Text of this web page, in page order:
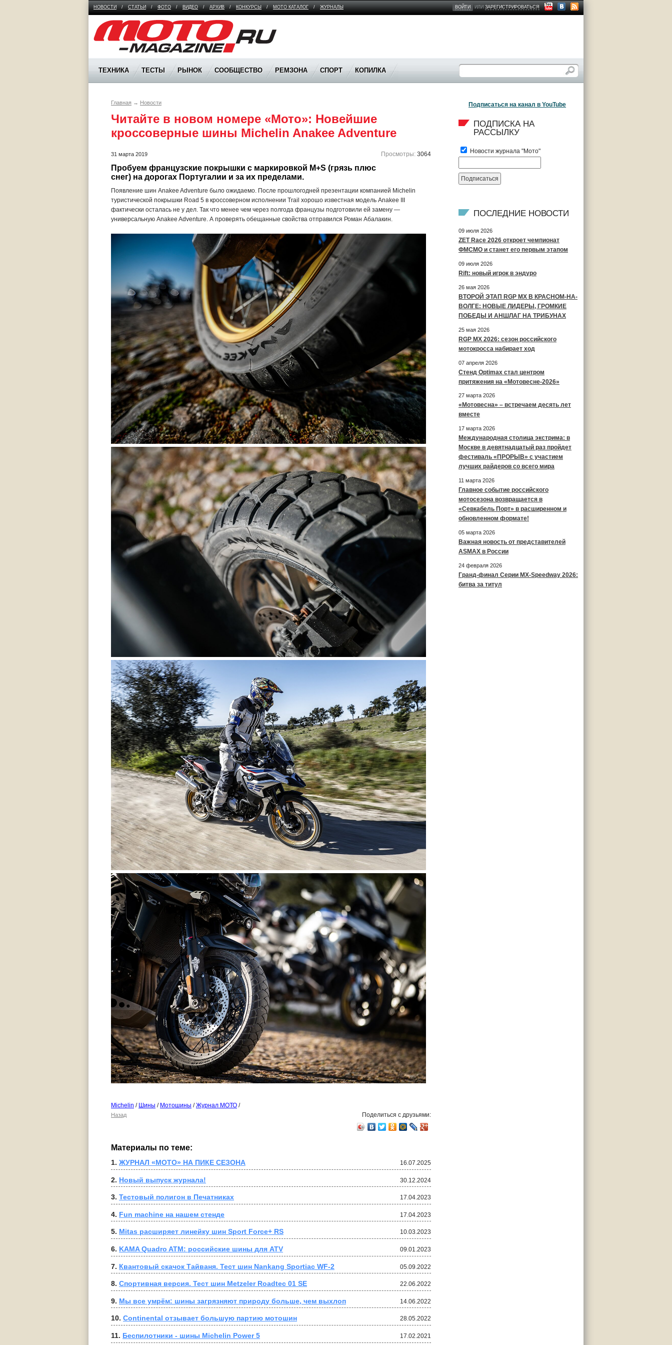
НОВОСТИ / СТАТЬИ / ФОТО / ВИДЕО / АРХИВ / КОНКУРСЫ / МОТО КАТАЛОГ / ЖУРНАЛЫ ВОЙТИ ИЛИЗАРЕГИСТРИРОВАТЬСЯ
Moto Magazine
ТЕХНИКА ТЕСТЫ РЫНОК СООБЩЕСТВО РЕМЗОНА СПОРТ КОПИЛКА
Главная → Новости
Читайте в новом номере «Мото»: Новейшие
кроссоверные шины Michelin Anakee Adventure
Просмотры: 3064
31 марта 2019
Пробуем французские покрышки с маркировкой M+S (грязь плюс
снег) на дорогах Португалии и за их пределами.
Появление шин Anakee Adventure было ожидаемо. После прошлогодней презентации компанией Michelin
туристической покрышки Road 5 в кроссоверном исполнении Trail хорошо известная модель Anakee III
фактически осталась не у дел. Так что менее чем через полгода французы подготовили ей замену —
универсальную Anakee Adventure. А проверять обещанные свойства отправился Роман Абалакин.
Michelin / Шины / Мотошины /Журнал МОТО /
Назад Поделиться с друзьями:
Материалы по теме:
16.07.2025
1. ЖУРНАЛ «МОТО» НА ПИКЕ СЕЗОНА
30.12.2024
2. Новый выпуск журнала!
17.04.2023
3. Тестовый полигон в Печатниках
17.04.2023
4. Fun machine на нашем стенде
10.03.2023
5. Mitas расширяет линейку шин Sport Force+ RS
09.01.2023
6. KAMA Quadro ATM: российские шины для ATV
05.09.2022
7. Квантовый скачок Тайваня. Тест шин Nankang Sportiac WF-2
22.06.2022
8. Спортивная версия. Тест шин Metzeler Roadtec 01 SE
14.06.2022
9. Мы все умрём: шины загрязняют природу больше, чем выхлоп
28.05.2022
10. Continental отзывает большую партию мотошин
17.02.2021
11. Беспилотники - шины Michelin Power 5
Подписаться на канал в YouTube
ПОДПИСКА НА
РАССЫЛКУ
Новости журнала "Мото"
ПОСЛЕДНИЕ НОВОСТИ
09 июля 2026
ZET Race 2026 откроет чемпионат
ФМСМО и станет его первым этапом
09 июля 2026
Rift: новый игрок в эндуро
26 мая 2026
ВТОРОЙ ЭТАП RGP MX В КРАСНОМ-НА-
ВОЛГЕ: НОВЫЕ ЛИДЕРЫ, ГРОМКИЕ
ПОБЕДЫ И АНШЛАГ НА ТРИБУНАХ
25 мая 2026
RGP MX 2026: сезон российского
мотокросса набирает ход
07 апреля 2026
Стенд Optimax стал центром
притяжения на «Мотовесне-2026»
27 марта 2026
«Мотовесна» – встречаем десять лет
вместе
17 марта 2026
Международная столица экстрима: в
Москве в девятнадцатый раз пройдет
фестиваль «ПРОРЫВ» с участием
лучших райдеров со всего мира
11 марта 2026
Главное событие российского
мотосезона возвращается в
«Севкабель Порт» в расширенном и
обновленном формате!
05 марта 2026
Важная новость от представителей
ASMAX в России
24 февраля 2026
Гранд-финал Серии MX-Speedway 2026:
битва за титул